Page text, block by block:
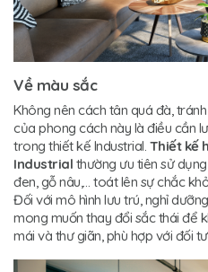
Về màu sắc
Không nên cách tân quá đà,
của phong cách này là điều cần
trong thiết kế Industrial. Thiết kế
Industrial thường ưu tiên sử
đen, gỗ nâu,… toát lên sự chắc
Đối với mô hình lưu trú, nghỉ
mong muốn thay đổi sắc thái để
mái và thư giãn, phù hợp với đối